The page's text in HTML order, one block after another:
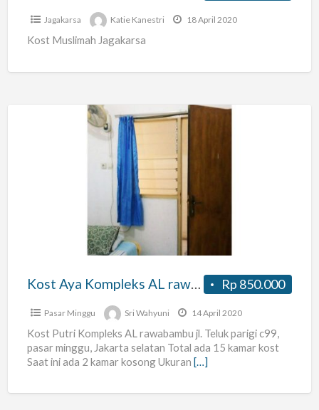
Jagakarsa Katie Kanestri 18 April 2020
Kost Muslimah Jagakarsa
c99,
pasar
minggu,
Jakarta
selatan.
Rp 850.000
Kost Aya Kompleks AL rawabambu jl. Teluk parigi c99, pasar minggu, Jakarta selatan.
Pasar Minggu Sri Wahyuni 14 April 2020
Kost Putri Kompleks AL rawabambu jl. Teluk parigi c99,
pasar minggu, Jakarta selatan Total ada 15 kamar kost
Saat ini ada 2 kamar kosong Ukuran […]